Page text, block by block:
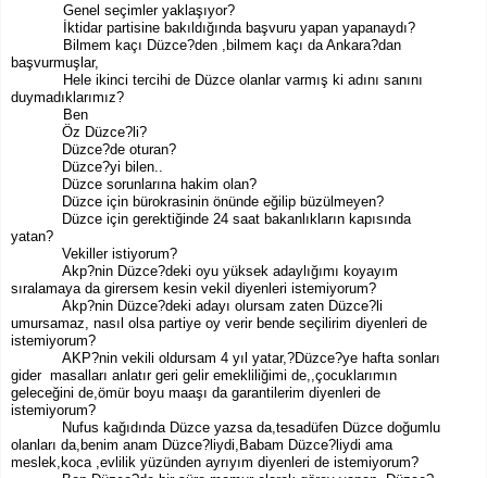
Genel seçimler yaklaşıyor?
İktidar partisine bakıldığında başvuru yapan yapanaydı?
Bilmem kaçı Düzce?den ,bilmem kaçı da Ankara?dan
başvurmuşlar,
Hele ikinci tercihi de Düzce olanlar varmış ki adını sanını
duymadıklarımız?
Ben
Öz Düzce?li?
Düzce?de oturan?
Düzce?yi bilen..
Düzce sorunlarına hakim olan?
Düzce için bürokrasinin önünde eğilip büzülmeyen?
Düzce için gerektiğinde 24 saat bakanlıkların kapısında
yatan?
Vekiller istiyorum?
Akp?nin Düzce?deki oyu yüksek adaylığımı koyayım
sıralamaya da girersem kesin vekil diyenleri istemiyorum?
Akp?nin Düzce?deki adayı olursam zaten Düzce?li
umursamaz, nasıl olsa partiye oy verir bende seçilirim diyenleri de
istemiyorum?
AKP?nin vekili oldursam 4 yıl yatar,?Düzce?ye hafta sonları
gider masalları anlatır geri gelir emekliliğimi de,,çocuklarımın
geleceğini de,ömür boyu maaşı da garantilerim diyenleri de
istemiyorum?
Nufus kağıdında Düzce yazsa da,tesadüfen Düzce doğumlu
olanları da,benim anam Düzce?liydi,Babam Düzce?liydi ama
meslek,koca ,evlilik yüzünden ayrıyım diyenleri de istemiyorum?